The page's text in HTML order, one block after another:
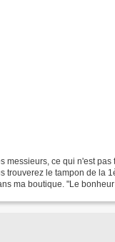
messieurs, ce qui n'est pas
trouverez le tampon de la
bonheur c'est le plaisir sans